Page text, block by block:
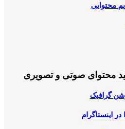
محتوایی
محتوای صوتی و تصویری
گرافیک
در اینستاگرام